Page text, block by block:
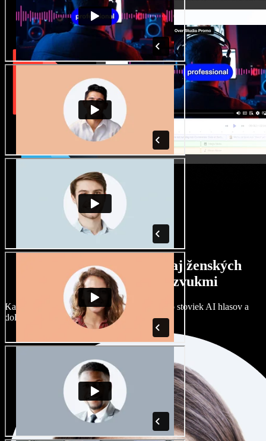
Široký výber mužských aj ženských
hlasov s rôznymi prízvukmi
Každý projekt môže znieť inak. Vyberte si zo stoviek AI hlasov a
dolaďte si ich podľa seba.